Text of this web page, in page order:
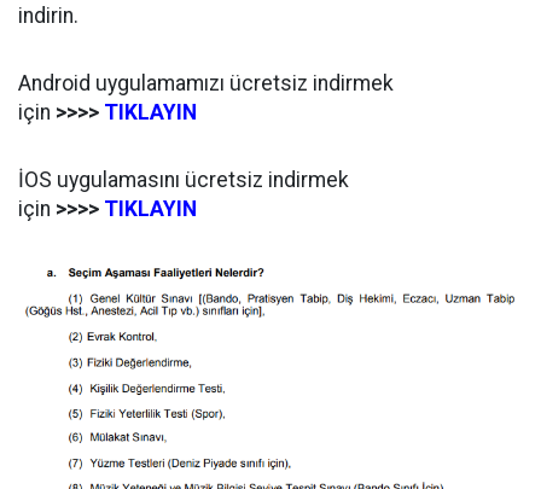
indirin.
Android uygulamamızı ücretsiz indirmek
için >>>> TIKLAYIN
İOS uygulamasını ücretsiz indirmek
için >>>> TIKLAYIN